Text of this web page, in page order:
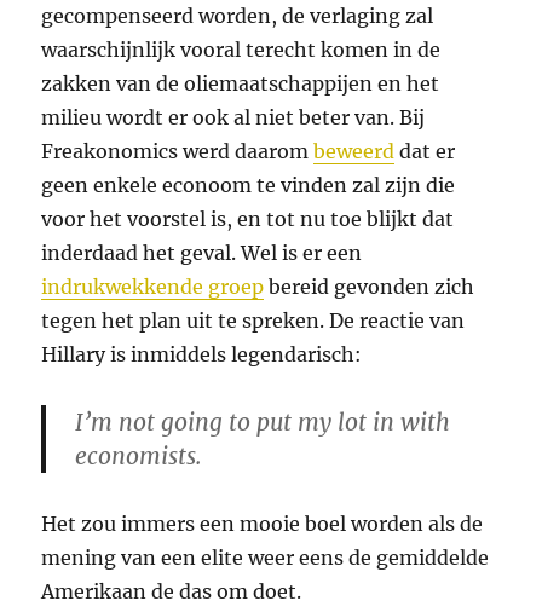
gecompenseerd worden, de verlaging zal
waarschijnlijk vooral terecht komen in de
zakken van de oliemaatschappijen en het
milieu wordt er ook al niet beter van. Bij
Freakonomics werd daarombeweerd dat er
geen enkele econoom te vinden zal zijn die
voor het voorstel is, en tot nu toe blijkt dat
inderdaad het geval. Wel is er een
indrukwekkende groep bereid gevonden zich
tegen het plan uit te spreken. De reactie van
Hillary is inmiddels legendarisch:
I’m not going to put my lot in with
economists.
Het zou immers een mooie boel worden als de
mening van een elite weer eens de gemiddelde
Amerikaan de das om doet.